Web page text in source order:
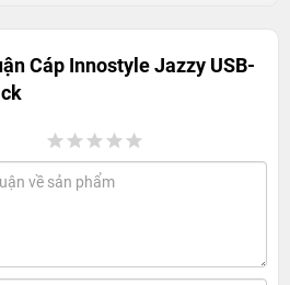
nghiệm một cách hoàn hảo nhất
nhà sản xuất thực hiện. Hai
có phần đơn giản kết hợp cùng
nổi bật lên sự sang trọng gọn
kế thông minh chống rối cùng
Cáp Innostyle Jazzy USB-